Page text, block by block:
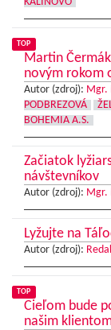
TOP
Martin
novým rokom
Autor (zdroj): Mgr.
PODBREZOVÁ
BOHEMIA A.S.
Začiatok
návštevníkov
Autor (zdroj): Mgr.
Lyžujte na
Autor (zdroj):
TOP
Cieľom bude
našim